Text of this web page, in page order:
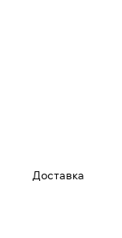
Доставка